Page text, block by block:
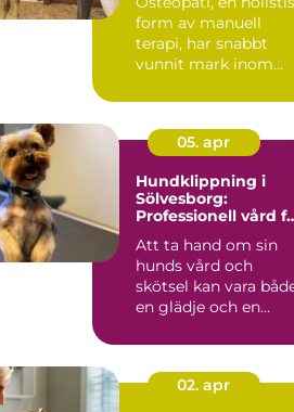
form av manuell
terapi, har snabbt
vunnit mark inom
05. apr
Hundklippning i
Sölvesborg:
Professionell vård
Att ta hand om sin
hunds vård och
skötsel kan vara
en glädje och en
02. apr